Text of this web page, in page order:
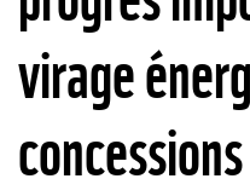
virage
concessions